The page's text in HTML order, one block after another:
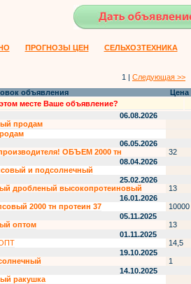
ПРОГНОЗЫ ЦЕН СЕЛЬХОЗТЕХНИКА
1 | Следующая >>
объявления
Цена
месте Ваше объявление?
06.08.2026
продам
06.05.2026
ОБЪЕМ 2000 тн
32
08.04.2026
и подсолнечный
25.02.2026
дробленый высокопротеиновый
13
16.01.2026
2000 тн протеин 37
10000
05.11.2025
оптом
13
01.11.2025
14,5
19.10.2025
1
14.10.2025
ракушка